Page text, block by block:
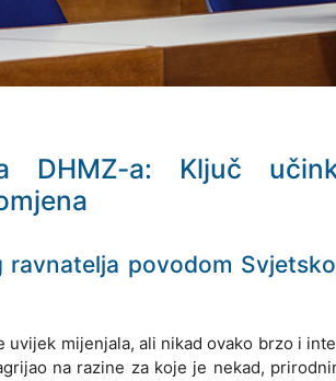
DHMZ-a: Ključ
ravnatelja povodom
uvijek mijenjala, ali nikad ovako brzo i
na razine za koje je nekad,